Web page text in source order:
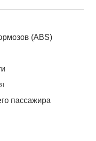
(ABS)
пассажира